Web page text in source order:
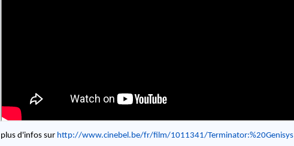
plus d'infos sur http://www.cinebel.be/fr/film/1011341/Terminator:%20Genisys